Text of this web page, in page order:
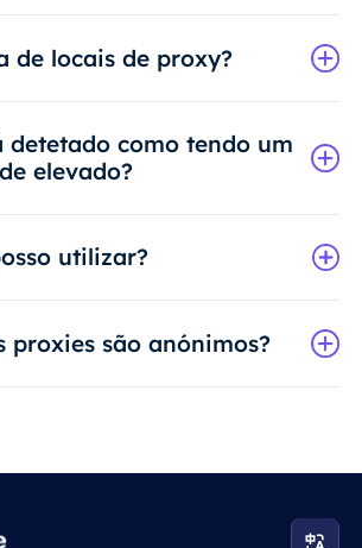
de locais de proxy?
detetado como tendo um
elevado?
utilizar?
proxies são anónimos?